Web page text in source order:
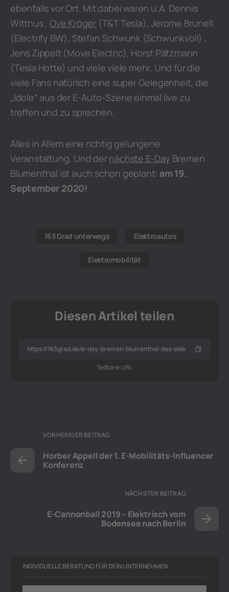
ebenfalls vor Ort. Mit dabei waren u.A. Dennis
Witthus ,Ove Kröger (T&T Tesla), Jerome Brunell
(Electrify BW), Stefan Schwunk (Schwunkvoll) ,
Jens Zippelt (Move Electric), Horst Pätzmann
(Tesla Hotte) und viele viele mehr. Und für die
viele Fans natürlich eine super Gelegenheit, die
„Idole“ aus der E-Auto-Szene einmal live zu
treffen und zu sprechen.
Alles in Allem eine richtig gelungene
Veranstaltung. Und dernächste E-Day Bremen
Blumenthal ist auch schon geplant: am 19.
September 2020!
163 Grad unterwegs Elektroautos
Elektromobilität
Diesen Artikel teilen
Teilbare URL
VORHERIGER BEITRAG
Horber Appell der 1. E-Mobilitäts-Influencer
Konferenz
NÄCHSTER BEITRAG
E-Cannonball 2019 – Elektrisch vom
Bodensee nach Berlin
INDIVIDUELLE BERATUNG FÜR DEIN UNTERNEHMEN